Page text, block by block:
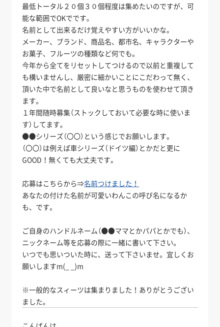
最低トータル２０個３０個程度は集めたいのですが、可
能な範囲でOKでです。
名前として出来るだけ覚えやすい方がいいかな。
メーカー、ブランド、商品名、都市名、キャラクターや
お菓子、フルーツの種類など何でも。
今年から全てをリセットしてつけるので以前と重複して
も構いませんし、厳密に細かいことにこだわって無く、
頂いた中で名前として良いなと思うものを使わせて頂き
ます。
１年間随時募集（ストックしておいて必要な時に使いま
す）してます。
●●シリーズ（〇〇）という感じでお願いします。
（〇〇）は例えば車シリーズ（ドイツ編）とかだと更に
GOOD！無くても大丈夫です。
応募はこちらから⇒名前つけました！
あなたの付けた名前が可愛いわんこの呼び名になるか
も、です。
ご自身のハンドルネーム（●●ママとかパパとかでも）、
ニックネーム等を応募の際に一緒に書いて下さい。
いつでも思いついた時に、送って下さいませ。宜しくお
願いしますm(_ _)m
※一般的なスィーツは集まりました！ありがとうござい
ました。